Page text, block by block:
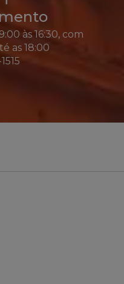
às 16:30, com
as 18:00